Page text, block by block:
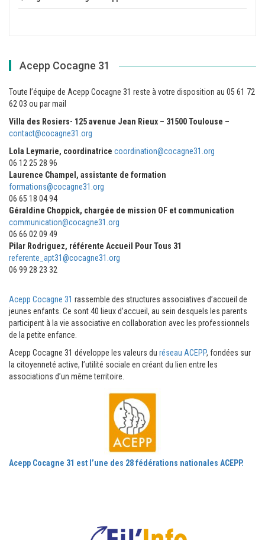
Acepp Cocagne 31
Toute l’équipe de Acepp Cocagne 31 reste à votre disposition au 05 61 72
62 03 ou par mail
Villa des Rosiers- 125 avenue Jean Rieux – 31500 Toulouse –
contact@cocagne31.org
Lola Leymarie, coordinatrice coordination@cocagne31.org
06 12 25 28 96
Laurence Champel, assistante de formation
formations@cocagne31.org
06 65 18 04 94
Géraldine Choppick, chargée de mission OF et communication
communication@cocagne31.org
06 66 02 09 49
Pilar Rodriguez, référente Accueil Pour Tous 31
referente_apt31@cocagne31.org
06 99 28 23 32
Acepp Cocagne 31 rassemble des structures associatives d’accueil de
jeunes enfants. Ce sont 40 lieux d’accueil, au sein desquels les parents
participent à la vie associative en collaboration avec les professionnels
de la petite enfance.
Acepp Cocagne 31 développe les valeurs du réseau ACEPP, fondées sur
la citoyenneté active, l’utilité sociale en créant du lien entre les
associations d’un même territoire.
Acepp Cocagne 31 est l’une des 28 fédérations nationales ACEPP.